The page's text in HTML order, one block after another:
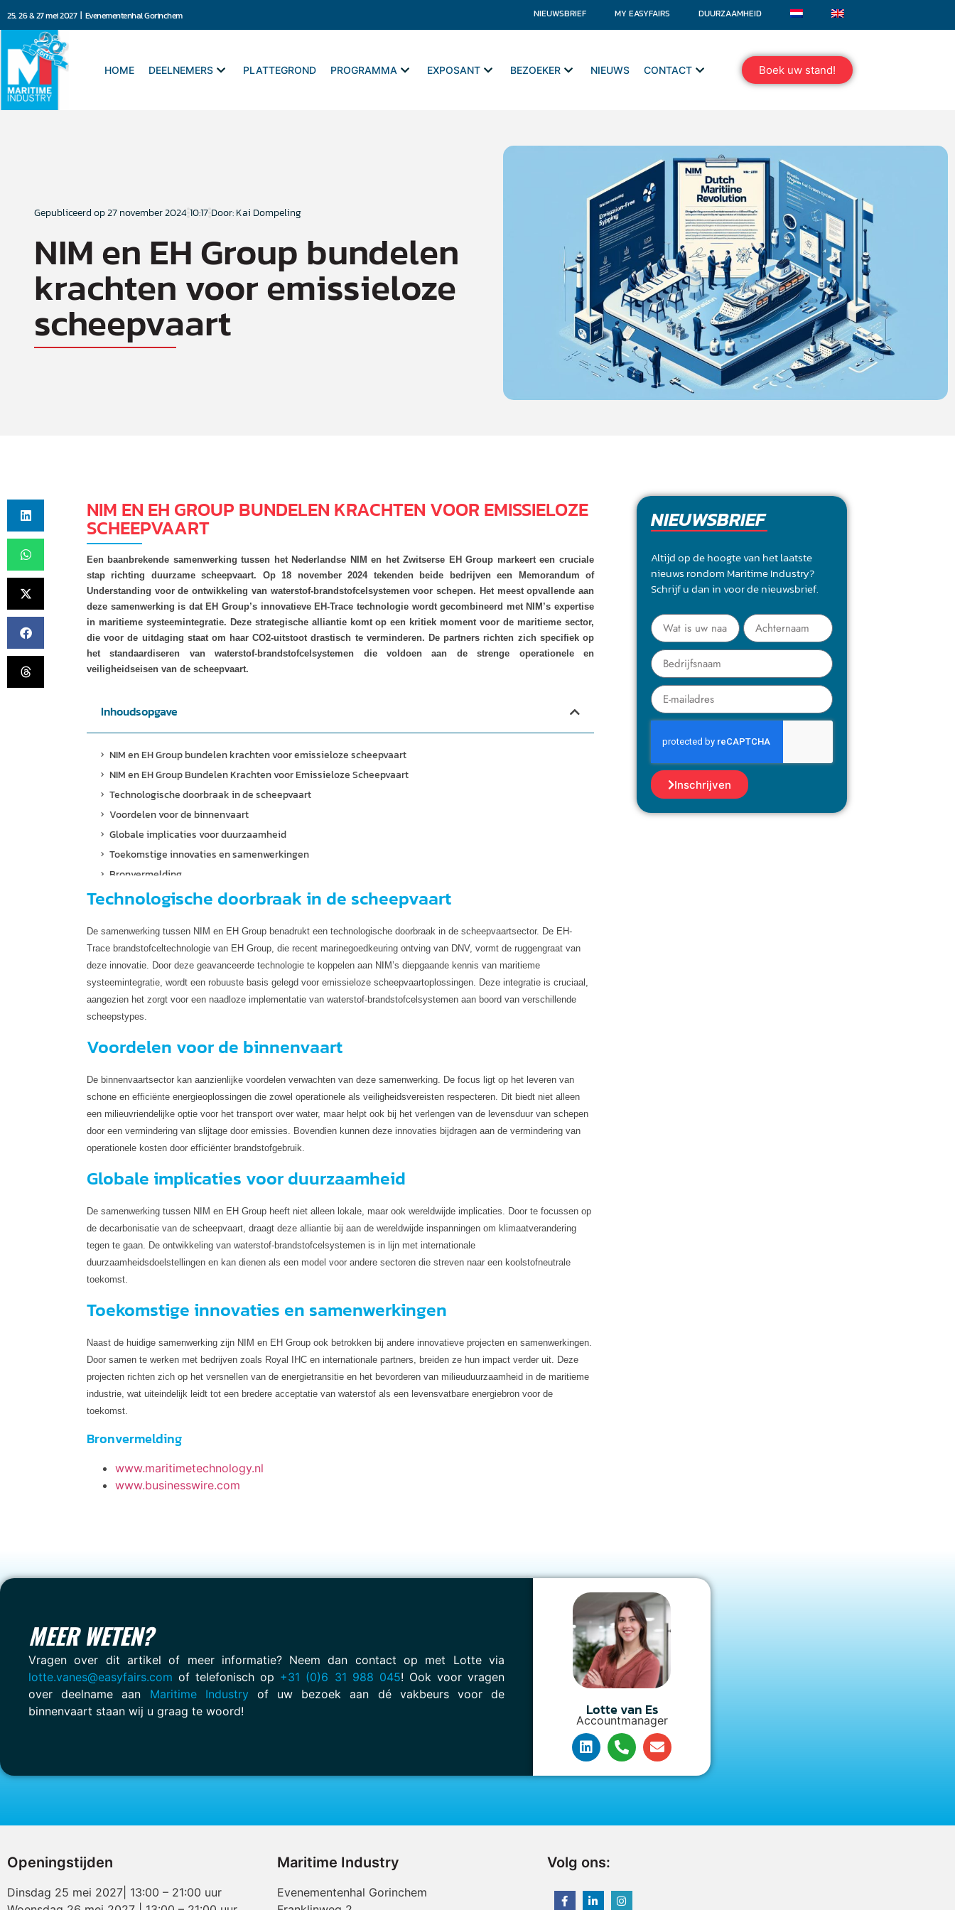
25, 26 & 27 mei 2027 | Evenementenhal Gorinchem NIEUWSBRIEF MY EASYFAIRS DUURZAAMHEID
HOME DEELNEMERS PLATTEGROND PROGRAMMA EXPOSANT BEZOEKER NIEUWS CONTACT Boek uw stand!
Gepubliceerd op27 november 202410:17 Door: Kai Dompeling
NIM en EH Group bundelen
krachten voor emissieloze
scheepvaart
NIEUWSBRIEF
Altijd op de hoogte van het laatste
nieuws rondom Maritime Industry?
Schrijf u dan in voor de nieuwsbrief.
Inschrijven
NIM EN EH GROUP BUNDELEN KRACHTEN VOOR EMISSIELOZE
SCHEEPVAART
Een baanbrekende samenwerking tussen het Nederlandse NIM en het Zwitserse EH Group markeert een cruciale
stap richting duurzame scheepvaart. Op 18 november 2024 tekenden beide bedrijven een Memorandum of
Understanding voor de ontwikkeling van waterstof-brandstofcelsystemen voor schepen. Het meest opvallende aan
deze samenwerking is dat EH Group’s innovatieve EH-Trace technologie wordt gecombineerd met NIM’s expertise
in maritieme systeemintegratie. Deze strategische alliantie komt op een kritiek moment voor de maritieme sector,
die voor de uitdaging staat om haar CO2-uitstoot drastisch te verminderen. De partners richten zich specifiek op
het standaardiseren van waterstof-brandstofcelsystemen die voldoen aan de strenge operationele en
veiligheidseisen van de scheepvaart.
Inhoudsopgave
NIM en EH Group bundelen krachten voor emissieloze scheepvaart
NIM en EH Group Bundelen Krachten voor Emissieloze Scheepvaart
Technologische doorbraak in de scheepvaart
Voordelen voor de binnenvaart
Globale implicaties voor duurzaamheid
Toekomstige innovaties en samenwerkingen
Bronvermelding
Meer weten?
Technologische doorbraak in de scheepvaart
De samenwerking tussen NIM en EH Group benadrukt een technologische doorbraak in de scheepvaartsector. De EH-
Trace brandstofceltechnologie van EH Group, die recent marinegoedkeuring ontving van DNV, vormt de ruggengraat van
deze innovatie. Door deze geavanceerde technologie te koppelen aan NIM’s diepgaande kennis van maritieme
systeemintegratie, wordt een robuuste basis gelegd voor emissieloze scheepvaartoplossingen. Deze integratie is cruciaal,
aangezien het zorgt voor een naadloze implementatie van waterstof-brandstofcelsystemen aan boord van verschillende
scheepstypes.
Voordelen voor de binnenvaart
De binnenvaartsector kan aanzienlijke voordelen verwachten van deze samenwerking. De focus ligt op het leveren van
schone en efficiënte energieoplossingen die zowel operationele als veiligheidsvereisten respecteren. Dit biedt niet alleen
een milieuvriendelijke optie voor het transport over water, maar helpt ook bij het verlengen van de levensduur van schepen
door een vermindering van slijtage door emissies. Bovendien kunnen deze innovaties bijdragen aan de vermindering van
operationele kosten door efficiënter brandstofgebruik.
Globale implicaties voor duurzaamheid
De samenwerking tussen NIM en EH Group heeft niet alleen lokale, maar ook wereldwijde implicaties. Door te focussen op
de decarbonisatie van de scheepvaart, draagt deze alliantie bij aan de wereldwijde inspanningen om klimaatverandering
tegen te gaan. De ontwikkeling van waterstof-brandstofcelsystemen is in lijn met internationale
duurzaamheidsdoelstellingen en kan dienen als een model voor andere sectoren die streven naar een koolstofneutrale
toekomst.
Toekomstige innovaties en samenwerkingen
Naast de huidige samenwerking zijn NIM en EH Group ook betrokken bij andere innovatieve projecten en samenwerkingen.
Door samen te werken met bedrijven zoals Royal IHC en internationale partners, breiden ze hun impact verder uit. Deze
projecten richten zich op het versnellen van de energietransitie en het bevorderen van milieuduurzaamheid in de maritieme
industrie, wat uiteindelijk leidt tot een bredere acceptatie van waterstof als een levensvatbare energiebron voor de
toekomst.
Bronvermelding
www.maritimetechnology.nl
www.businesswire.com
MEER WETEN?
Vragen over dit artikel of meer informatie? Neem dan contact op met Lotte via
lotte.vanes@easyfairs.com of telefonisch op +31 (0)6 31 988 045! Ook voor vragen
over deelname aan Maritime Industryof uw bezoek aan dé vakbeurs voor de
binnenvaart staan wij u graag te woord!
Lotte van Es
Accountmanager
Openingstijden
Dinsdag 25 mei 2027| 13:00 – 21:00 uur
Maritime Industry
Evenementenhal Gorinchem
Volg ons: